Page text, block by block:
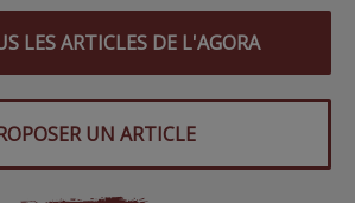
LES ARTICLES DE L'AGORA
UN ARTICLE